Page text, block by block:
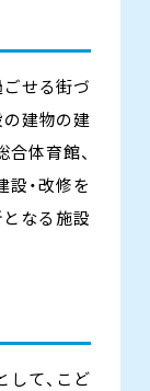
せる街づ
の建物の建
体育館、
・改修を
なる施設
して、こど